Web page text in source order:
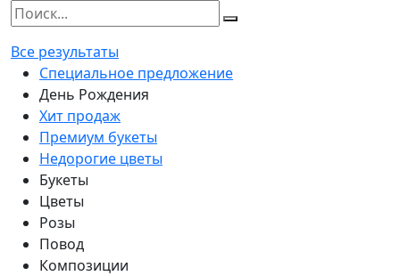
Все результаты
Специальное предложение
День Рождения
Хит продаж
Премиум букеты
Недорогие цветы
Букеты
Цветы
Розы
Повод
Композиции